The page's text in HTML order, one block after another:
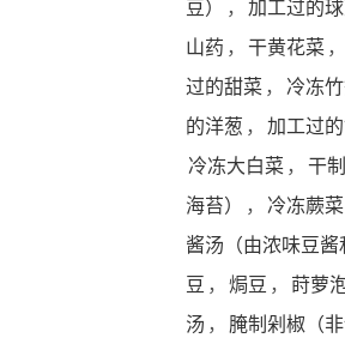
豆）
， 加工过的
山药 ， 干黄花菜 ，
过的甜菜 ， 冷冻
的洋葱 ， 加工过
冷冻大白菜 ， 干
海苔）
， 冷冻蕨菜
酱汤（由浓味豆酱
豆 ， 焗豆 ， 莳萝
汤 ， 腌制剁椒（非